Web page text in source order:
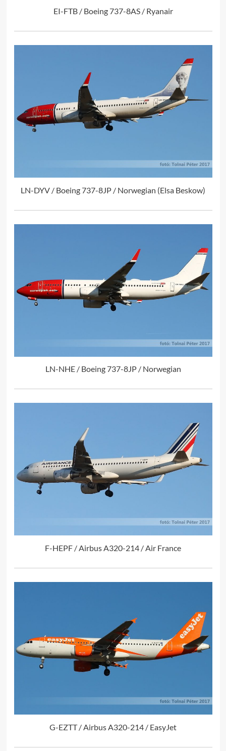
EI-FTB / Boeing 737-8AS / Ryanair
LN-DYV / Boeing 737-8JP / Norwegian (Elsa Beskow)
LN-NHE / Boeing 737-8JP / Norwegian
F-HEPF / Airbus A320-214 / Air France
G-EZTT / Airbus A320-214 / EasyJet